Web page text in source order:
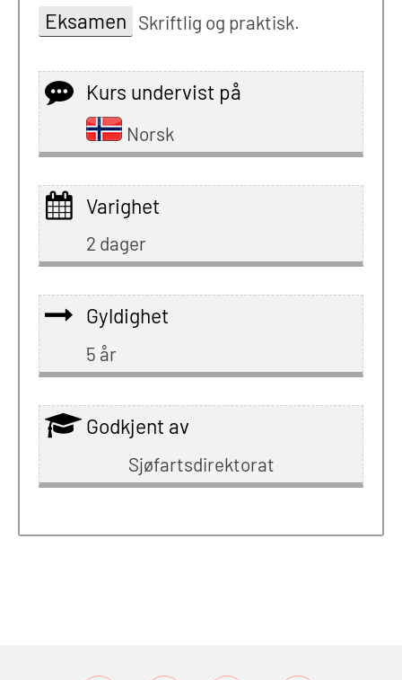
Eksamen Skriftlig og praktisk.
Kurs undervist på
Norsk
Varighet
2 dager
Gyldighet
5 år
Godkjent av
Sjøfartsdirektorat